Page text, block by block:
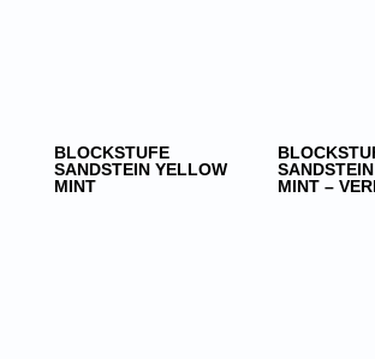
BLOCKSTUFE
SANDSTEIN YELLOW
MINT
MINT –